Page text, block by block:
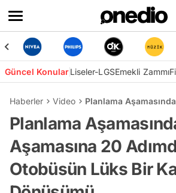
Güncel KonularLiseler-LGSEmekli Zammı
Haberler Video Planlama
Planlama
Aşamasına 20
Otobüsün Lüks Bir